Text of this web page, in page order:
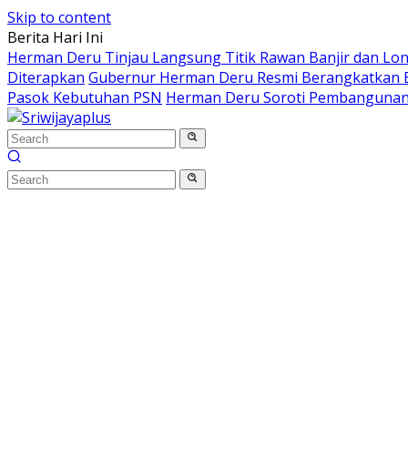
Skip to content
Berita Hari Ini
Herman Deru Tinjau Langsung Titik Rawan Banjir dan
Diterapkan Gubernur Herman Deru Resmi Berangkatkan
Pasok Kebutuhan PSN Herman Deru Soroti